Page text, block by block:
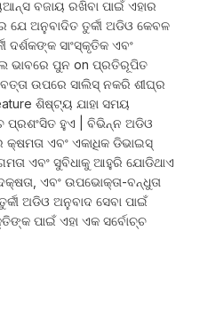
ବଜାୟ ରଖିବା ପାଇଁ ଏହାର
ଯେ ଅନୁବାଦିତ ତୁର୍କୀ ଅଡିଓ କେବଳ
ଦର୍ଶକଙ୍କ ସାଂସ୍କୃତିକ ଏବଂ
ଭାବରେ ପୁନ on ପ୍ରତିରୂପିତ
ଉପରେ ସାଲିସ୍ ନକରି ଶୀଘ୍ର
ଶିଷ୍ଟ୍ୟ ଯାହା ସମୟ
ପ୍ରଶଂସିତ ହୁଏ | ବିଭିନ୍ନ ଅଡିଓ
କ୍ଷମତା ଏବଂ ଏକାଧିକ ଡିଭାଇସ୍
ଏବଂ ସୁବିଧାକୁ ଆହୁରି ଯୋଡିଥାଏ
ଏବଂ ଉପଭୋକ୍ତା-ବନ୍ଧୁତା
ଅଡିଓ ଅନୁବାଦ ସେବା ପାଇଁ
ପାଇଁ ଏହା ଏକ ସର୍ବୋଚ୍ଚ